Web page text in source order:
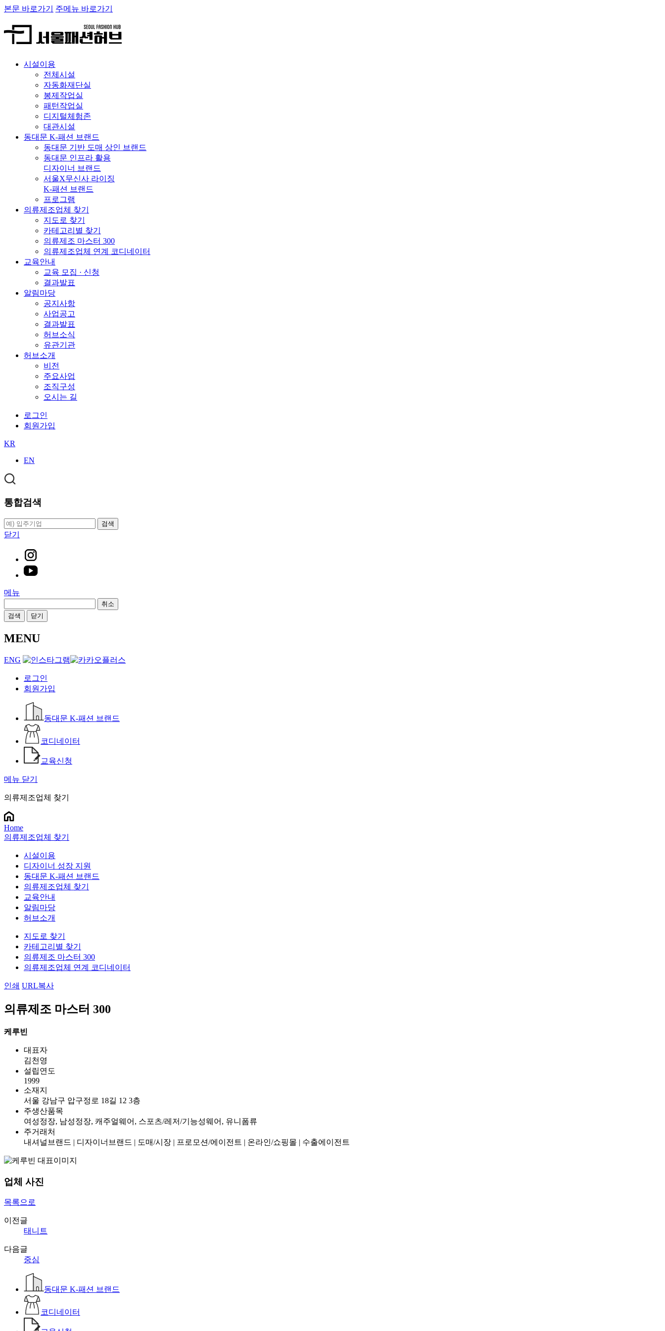
본문 바로가기 주메뉴 바로가기
시설이용
전체시설
자동화재단실
봉제작업실
패턴작업실
디지털체험존
대관시설
동대문 K-패션 브랜드
동대문 기반 도매 상인 브랜드
동대문 인프라 활용
디자이너 브랜드
서울X무신사 라이징
K-패션 브랜드
프로그램
의류제조업체 찾기
지도로 찾기
카테고리별 찾기
의류제조 마스터 300
의류제조업체 연계 코디네이터
교육안내
교육 모집 · 신청
결과발표
알림마당
공지사항
사업공고
결과발표
허브소식
유관기관
허브소개
비전
주요사업
조직구성
오시는 길
로그인
회원가입
KR
EN
통합검색
검색
닫기
메뉴
취소
검색
닫기
MENU
ENG
로그인
회원가입
동대문 K-패션 브랜드
코디네이터
교육신청
메뉴 닫기
의류제조업체 찾기
Home
의류제조업체 찾기
시설이용
디자이너 성장 지원
동대문 K-패션 브랜드
의류제조업체 찾기
교육안내
알림마당
허브소개
지도로 찾기
카테고리별 찾기
의류제조 마스터 300
의류제조업체 연계 코디네이터
인쇄 URL복사
의류제조 마스터 300
케루빈
대표자
김천영
설립연도
1999
소재지
서울 강남구 압구정로 18길 12 3층
주생산품목
여성정장, 남성정장, 캐주얼웨어, 스포츠/레저/기능성웨어, 유니폼류
주거래처
내셔널브랜드 | 디자이너브랜드 | 도매/시장 | 프로모션/에이전트 | 온라인/쇼핑몰 | 수출에이전트
업체 사진
목록으로
이전글
태니트
다음글
중심
동대문 K-패션 브랜드
코디네이터